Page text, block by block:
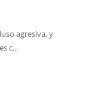
agresiva, y
c...